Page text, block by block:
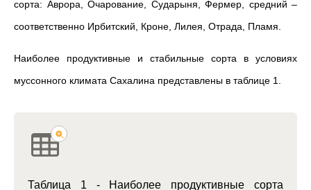
сорта: Аврора, Очарование, Сударыня, Фермер, средний –
соответственно Ирбитский, Кроне, Лилея, Отрада, Пламя.
Наиболее продуктивные и стабильные сорта в условиях
муссонного климата Сахалина представлены в таблице 1.
Таблица 1 - Наиболее продуктивные сорта